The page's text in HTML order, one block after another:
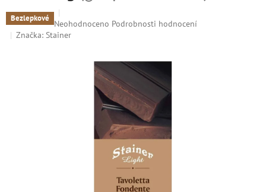
Bezlepkové Průměrné
hodnocení
Neohodnoceno Podrobnosti hodnocení
Značka: Stainer